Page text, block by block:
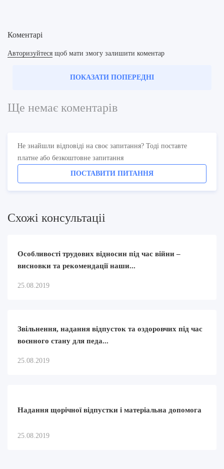
Коментарі
Авторизуйтеся щоб мати змогу залишити коментар
ПОКАЗАТИ ПОПЕРЕДНІ
Ще немає коментарів
Не знайшли відповіді на своє запитання? Тоді поставте
платне або безкоштовне запитання
ПОСТАВИТИ ПИТАННЯ
Схожi консультацii
Особливості трудових відносин під час війни –
висновки та рекомендації наши...
25.08.2019
Звільнення, надання відпусток та оздоровчих під час
воєнного стану для педа...
25.08.2019
Надання щорічної відпустки і матеріальна допомога
25.08.2019